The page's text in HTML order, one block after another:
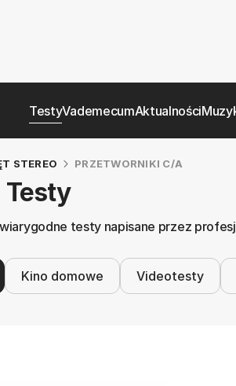
TestyVademecumAktualności
STEREO PRZETWORNIKI C/A
Testy
testy napisane przez
Kino domowe Videotesty